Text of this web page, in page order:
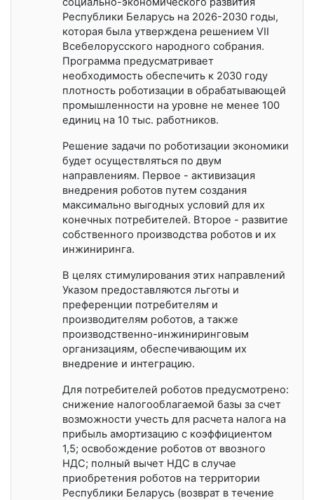
Республики Беларусь на 2026-2030 годы,
которая была утверждена решением VII
Всебелорусского народного собрания.
Программа предусматривает
необходимость обеспечить к 2030 году
плотность роботизации в обрабатывающей
промышленности на уровне не менее 100
единиц на 10 тыс. работников.
Решение задачи по роботизации экономики
будет осуществляться по двум
направлениям. Первое - активизация
внедрения роботов путем создания
максимально выгодных условий для их
конечных потребителей. Второе - развитие
собственного производства роботов и их
инжиниринга.
В целях стимулирования этих направлений
Указом предоставляются льготы и
преференции потребителям и
производителям роботов, а также
производственно-инжиниринговым
организациям, обеспечивающим их
внедрение и интеграцию.
Для потребителей роботов предусмотрено:
снижение налогооблагаемой базы за счет
возможности учесть для расчета налога на
прибыль амортизацию с коэффициентом
1,5; освобождение роботов от ввозного
НДС; полный вычет НДС в случае
приобретения роботов на территории
Республики Беларусь (возврат в течение